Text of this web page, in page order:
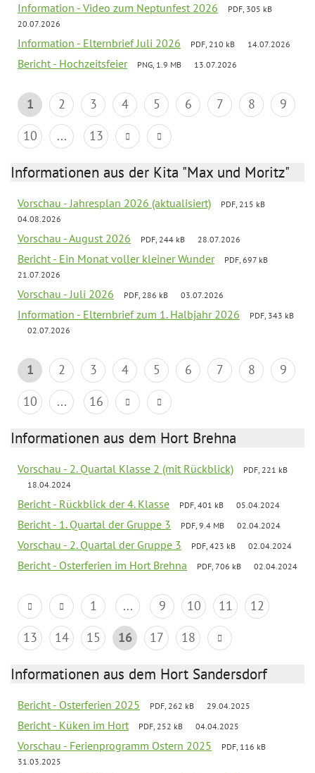
Information - Video zum Neptunfest 2026
PDF, 305 kB
20.07.2026
Information - Elternbrief Juli 2026 PDF, 210 kB 14.07.2026
Bericht - Hochzeitsfeier PNG, 1.9 MB 13.07.2026
1 2 3 4 5 6 7 8
9
10
... 13
Informationen aus der Kita "Max und Moritz"
Vorschau - Jahresplan 2026 (aktualisiert)
PDF, 215 kB
04.08.2026
Vorschau - August 2026 PDF, 244 kB 28.07.2026
Bericht - Ein Monat voller kleiner Wunder
PDF, 697 kB
21.07.2026
Vorschau - Juli 2026 PDF, 286 kB 03.07.2026
Information - Elternbrief zum 1. Halbjahr 2026
PDF, 343 kB
02.07.2026
1 2 3 4 5 6 7 8
9
10
... 16
Informationen aus dem Hort Brehna
Vorschau - 2. Quartal Klasse 2 (mit Rückblick)
PDF, 221 kB
18.04.2024
Bericht - Rückblick der 4. Klasse PDF, 401 kB 05.04.2024
Bericht - 1. Quartal der Gruppe 3 PDF, 9.4 MB 02.04.2024
Vorschau - 2. Quartal der Gruppe 3 PDF, 423 kB 02.04.2024
Bericht - Osterferien im Hort Brehna PDF, 706 kB 02.04.2024
1 ... 9 10 11
12
13
14 15 16 17 18
Informationen aus dem Hort Sandersdorf
Bericht - Osterferien 2025 PDF, 262 kB 29.04.2025
Bericht - Küken im Hort PDF, 252 kB 04.04.2025
Vorschau - Ferienprogramm Ostern 2025
PDF, 116 kB
31.03.2025